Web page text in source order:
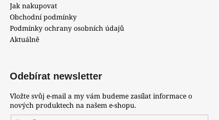
Jak nakupovat
Obchodní podmínky
Podmínky ochrany osobních údajů
Aktuálně
Odebírat newsletter
Vložte svůj e-mail a my vám budeme zasílat informace o
nových produktech na našem e-shopu.